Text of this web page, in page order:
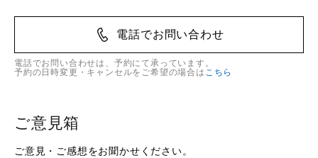
電話でお問い合わせ
電話でお問い合わせは、予約にて承っています。
予約の日時変更・キャンセルをご希望の場合は こちら
ご意見箱
ご意見・ご感想をお聞かせください。